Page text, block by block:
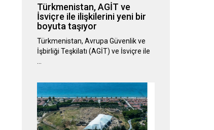
Türkmenistan, AGİT ve
İsviçre ile ilişkilerini yeni bir
boyuta taşıyor
Türkmenistan, Avrupa Güvenlik ve
İşbirliği Teşkilatı (AGİT) ve İsviçre ile